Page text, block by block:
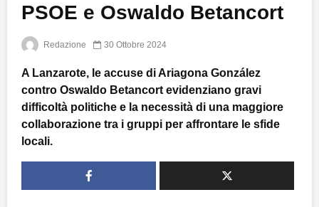
PSOE e Oswaldo Betancort
Redazione 30 Ottobre 2024
A Lanzarote, le accuse di Ariagona González
contro Oswaldo Betancort evidenziano gravi
difficoltà politiche e la necessità di una maggiore
collaborazione tra i gruppi per affrontare le sfide
locali.